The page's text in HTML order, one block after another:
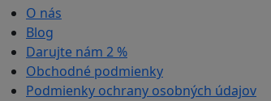
O nás
Blog
Darujte nám 2 %
Obchodné podmienky
Podmienky ochrany osobných údajov